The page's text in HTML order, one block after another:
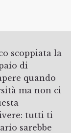
di
quando
ma non ci
tutti ti
sarebbe